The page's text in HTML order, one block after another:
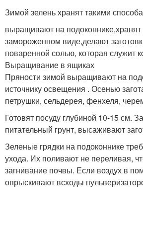
Зимой зелень хранят такими
выращивают на подоконнике,хранят
замороженном виде,делают
поваренной солью, которая служит
Выращивание в ящиках
Пряности зимой выращивают на
источнику освещения . Осенью
петрушки, сельдерея, фенхеля,
Готовят посуду глубиной 10-15 см.
питательный грунт, высаживают
Зеленые грядки на подоконнике
ухода. Их поливают не переливая,
загнивание почвы. Если воздух в
опрыскивают всходы